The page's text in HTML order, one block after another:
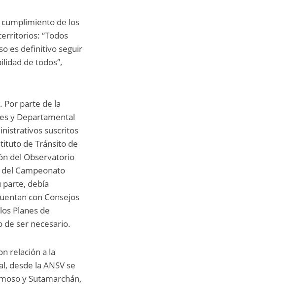
cumplimiento de los
“Todos
es definitivo seguir
de todos”,
Por parte de la
y Departamental
suscritos
de Tránsito de
del Observatorio
Campeonato
parte, debía
con Consejos
Planes de
de ser necesario.
relación a la
desde la ANSV se
y Sutamarchán,